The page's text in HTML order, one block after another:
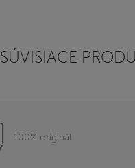
SÚVISIACE
100% originál